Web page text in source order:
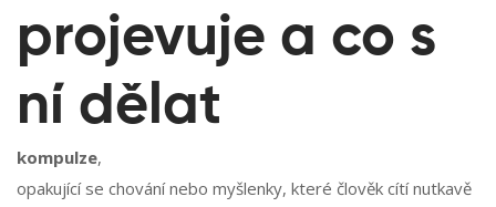
projevuje a co s
ní dělat
kompulze,
opakující se chování nebo myšlenky, které člověk cítí nutkavě